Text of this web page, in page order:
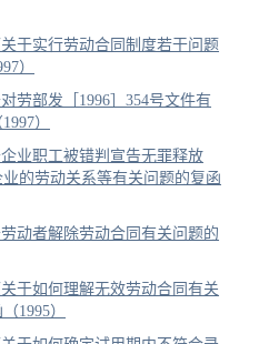
于实行劳动合同制度若干问题
）
劳部发［1996］354号文件有
）
业职工被错判宣告无罪释放
的劳动关系等有关问题的复函
动者解除劳动合同有关问题的
于如何理解无效劳动合同有关
1995）